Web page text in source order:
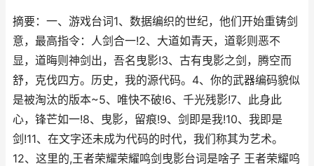
摘要：一、游戏台词1、数据编织的世纪，他们开始重铸剑
意，最高指令：人剑合一!2、大道如青天，道彰则恶不
显，道晦则神剑出，吾名曳影!3、古有曳影之剑，腾空而
舒，克伐四方。历史，我的源代码。4、你的武器编码貌似
是被淘汰的版本~5、唯快不破!6、千光残影!7、此身此
心，锋芒如一!8、曳影，留痕!9、剑即是我!10、我即是
剑!11、在文字还未成为代码的时代，我们称其为艺术。
12、这里的,王者荣耀荣耀鸣剑曳影台词是啥子 王者荣耀呜